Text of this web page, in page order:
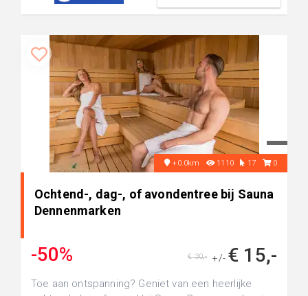
+0.0km 1110 17 0
Ochtend-, dag-, of avondentree bij Sauna
Dennenmarken
-50% +/- € 15,-
€ 30,-
Toe aan ontspanning? Geniet van een heerlijke